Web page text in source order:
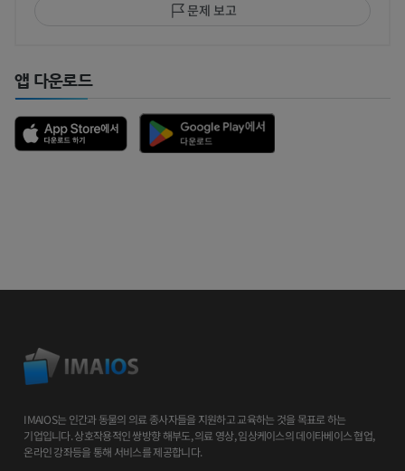
문제 보고
앱 다운로드
IMAIOS는 인간과 동물의 의료 종사자들을 지원하고 교육하는 것을 목표로 하는
기업입니다. 상호작용적인 쌍방향 해부도, 의료 영상, 임상케이스의 데이타베이스 협업,
온라인 강좌등을 통해 서비스를 제공합니다.